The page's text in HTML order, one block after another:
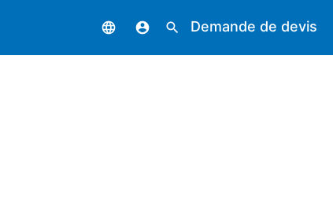
language account_circle search Demande de devis